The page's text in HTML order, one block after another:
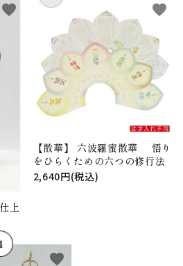
上
favorite
【散華】 六波羅蜜散華 悟り
をひらくための六つの修行法
2,640円(税込)
favorite
favorite